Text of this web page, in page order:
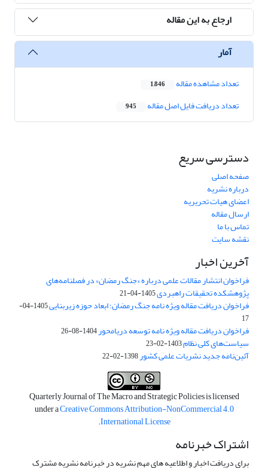
ارجاع به این مقاله
آمار
تعداد مشاهده مقاله 1,846
تعداد دریافت فایل اصل مقاله 945
دسترسی سریع
صفحه اصلی
درباره نشریه
اعضای هیات تحریریه
ارسال مقاله
تماس با ما
نقشه سایت
آخرین اخبار
فراخوان انتشار مقالات علمی درباره «جنگ رمضان» در فصلنامه‌های
پژوهشکده تحقیقات راهبردی1405-04-21
فراخوان دریافت مقاله ویژه نامه جنگ رمضان؛ ابعاد حوزه زیربنایی
1405-04-
17
فراخوان دریافت مقاله ویژه نامه توسعه دریامحور1404-08-26
سیاست‌های کلی نظام1403-02-23
آئین‌نامه جدید نشریات علمی کشور1398-02-22
Quarterly Journal of The Macro and Strategic Policies is licensed
under aCreative Commons Attribution-NonCommercial 4.0
International License
.
اشتراک خبرنامه
برای دریافت اخبار و اطلاعیه های مهم نشریه در خبرنامه نشریه مشترک